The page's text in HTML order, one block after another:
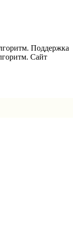
Поддержка
Сайт